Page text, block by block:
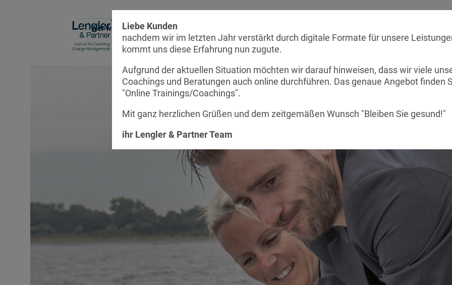
Wer wir sind Referenzen
Die Premium-Ausbildung
Coaching & Training
Liebe Kunden
nachdem wir im letzten Jahr verstärkt durch digitale Formate für unsere
kommt uns diese Erfahrung nun zugute.
Aufgrund der aktuellen Situation möchten wir darauf hinweisen, dass wir viele
Coachings und Beratungen auch online durchführen. Das genaue Angebot finden
"Online Trainings/Coachings".
Mit ganz herzlichen Grüßen und dem zeitgemäßen Wunsch "Bleiben Sie gesund!"
ihr Lengler & Partner Team